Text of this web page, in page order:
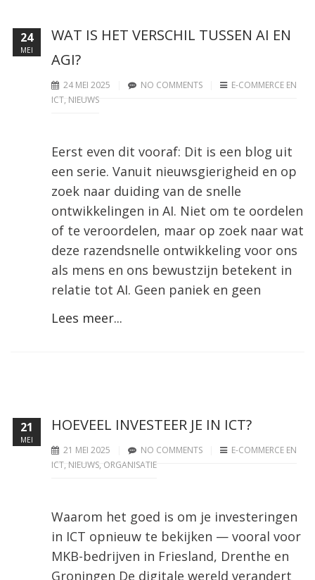
WAT IS HET VERSCHIL TUSSEN AI EN
AGI?
24 MEI 2025 NO COMMENTS
E-COMMERCE EN
ICT, NIEUWS
Eerst even dit vooraf: Dit is een blog uit
een serie. Vanuit nieuwsgierigheid en op
zoek naar duiding van de snelle
ontwikkelingen in AI. Niet om te oordelen
of te veroordelen, maar op zoek naar wat
deze razendsnelle ontwikkeling voor ons
als mens en ons bewustzijn betekent in
relatie tot AI. Geen paniek en geen
Lees meer...
24
MEI
HOEVEEL INVESTEER JE IN ICT?
21 MEI 2025 NO COMMENTS
E-COMMERCE EN
ICT, NIEUWS, ORGANISATIE
Waarom het goed is om je investeringen
in ICT opnieuw te bekijken — vooral voor
MKB-bedrijven in Friesland, Drenthe en
Groningen De digitale wereld verandert
21
MEI